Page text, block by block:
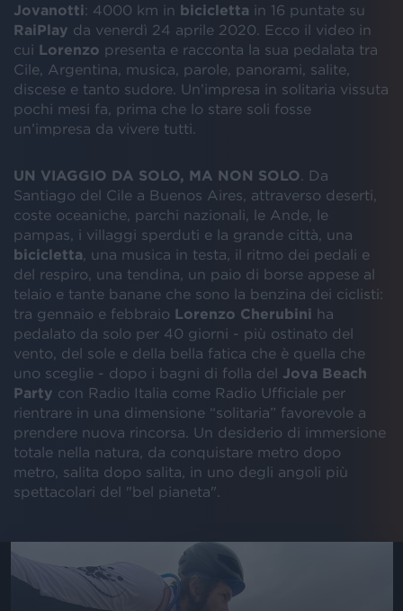
Jovanotti: 4000 km in bicicletta in 16 puntate su
RaiPlay da venerdì 24 aprile 2020. Ecco il video in
cui Lorenzo presenta e racconta la sua pedalata tra
Cile, Argentina, musica, parole, panorami, salite,
discese e tanto sudore. Un’impresa in solitaria vissuta
pochi mesi fa, prima che lo stare soli fosse
un’impresa da vivere tutti.
UN VIAGGIO DA SOLO, MA NON SOLO . Da
Santiago del Cile a Buenos Aires, attraverso deserti,
coste oceaniche, parchi nazionali, le Ande, le
pampas, i villaggi sperduti e la grande città, una
bicicletta , una musica in testa, il ritmo dei pedali e
del respiro, una tendina, un paio di borse appese al
telaio e tante banane che sono la benzina dei ciclisti:
tra gennaio e febbraio Lorenzo Cherubini ha
pedalato da solo per 40 giorni - più ostinato del
vento, del sole e della bella fatica che è quella che
uno sceglie - dopo i bagni di folla del Jova Beach
Party con Radio Italia come Radio Ufficiale per
rientrare in una dimensione “solitaria” favorevole a
prendere nuova rincorsa. Un desiderio di immersione
totale nella natura, da conquistare metro dopo
metro, salita dopo salita, in uno degli angoli più
spettacolari del "bel pianeta".